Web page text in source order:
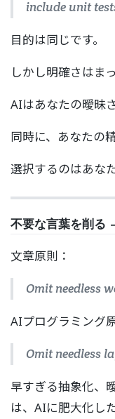
include unit
目的は同じです。
しかし明確さはま
AIはあなたの曖昧
同時に、あなたの
選択するのはあな
不要な言葉を削る
文章原則：
Omit needless
AIプログラミング
Omit needless
早すぎる抽象化、
は、AIに肥大化し